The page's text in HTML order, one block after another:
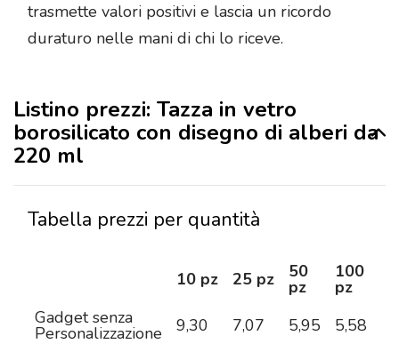
trasmette valori positivi e lascia un ricordo
duraturo nelle mani di chi lo riceve.
Listino prezzi: Tazza in vetro
borosilicato con disegno di alberi da
220 ml
Tabella prezzi per quantità
10 pz 25 pz 50
pz
100
pz
Gadget senza
Personalizzazione 9,30 7,07 5,95 5,58